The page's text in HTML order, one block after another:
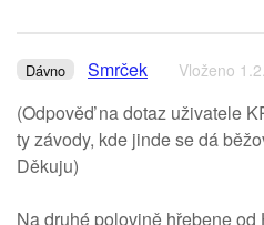
Dávno Smrček Vloženo
(Odpověď na dotaz uživatele
ty závody, kde jinde se dá
Děkuju)
Na druhé polovině hřebene